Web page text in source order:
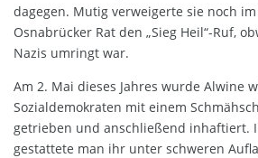
dagegen. Mutig verweigerte sie noch
Osnabrücker Rat den „Sieg Heil“-Ruf,
Nazis umringt war.
Am 2. Mai dieses Jahres wurde Alwine
Sozialdemokraten mit einem
getrieben und anschließend inhaftiert.
gestattete man ihr unter schweren